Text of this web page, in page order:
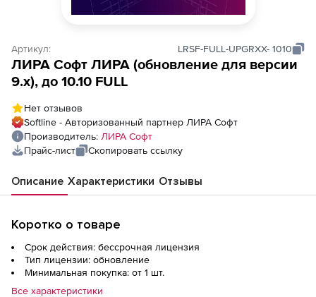
Артикул: LRSF-FULL-UPGRXX- 1010
ЛИРА Софт ЛИРА (обновление для версии
9.х), до 10.10 FULL
Нет отзывов
Softline - Авторизованный партнер ЛИРА Софт
Производитель: ЛИРА Софт
Прайс-лист
Скопировать ссылку
Описание Характеристики Отзывы
Коротко о товаре
Срок действия: бессрочная лицензия
Тип лицензии: обновление
Минимальная покупка: от 1 шт.
Все характеристики